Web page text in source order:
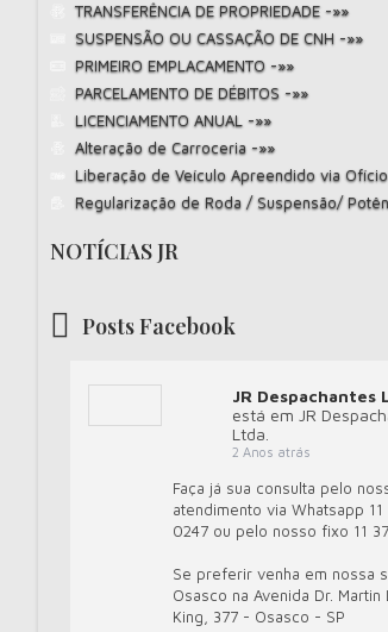
TRANSFERÊNCIA DE PROPRIEDADE -»»
SUSPENSÃO OU CASSAÇÃO DE CNH -»»
PRIMEIRO EMPLACAMENTO -»»
PARCELAMENTO DE DÉBITOS -»»
LICENCIAMENTO ANUAL -»»
Alteração de Carroceria -»»
Liberação de Veículo Apreendido via
Regularização de Roda / Suspensão/
NOTÍCIAS JR
Posts Facebook
JR Despachantes
está em JR
Ltda.
2 Anos atrás
Faça já sua consulta pelo
atendimento via Whatsapp 11
0247 ou pelo nosso fixo 11
Se preferir venha em nossa
Osasco na Avenida Dr. Martin
King, 377 - Osasco - SP